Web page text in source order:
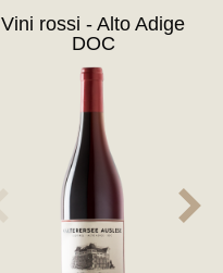
Vini rossi - Alto Adige
DOC